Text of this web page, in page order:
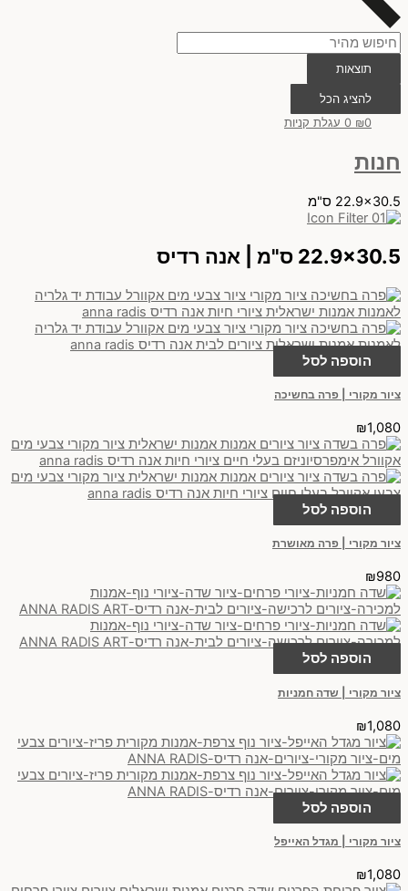
תוצאות
להציג הכל
₪0
0 עגלת קניות
חנות
22.9x30.5 ס"מ
22.9x30.5 ס"מ | אנה רדיס
הוספה לסל
ציור מקורי | פרה בחשיכה
₪1,080
הוספה לסל
ציור מקורי | פרה מאושרת
₪980
הוספה לסל
ציור מקורי | שדה חמניות
₪1,080
הוספה לסל
ציור מקורי | מגדל האייפל
₪1,080